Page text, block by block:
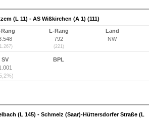
(L 11) - AS Wißkirchen (A 1) (111)
Rang
L-Rang
792
(221)
Land
NW
SV
BPL
(L 145) - Schmelz (Saar)-Hüttersdorfer Straße (L